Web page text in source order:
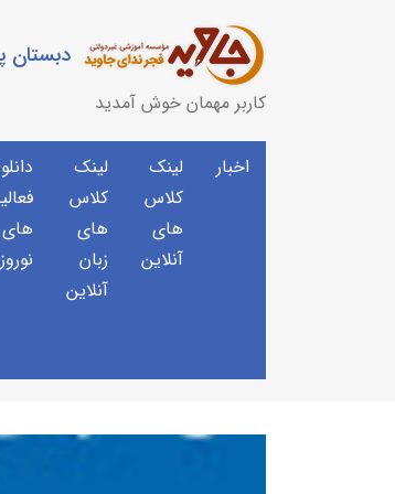
دبستان
کاربر مهمان خوش آمدید
اخبار
لینک
کلاس
های
آنلاین
لینک
کلاس
های
زبان
آنلاین
های